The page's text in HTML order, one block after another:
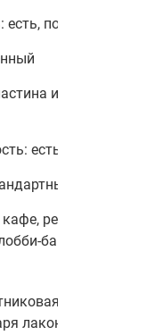
есть, по периметру
из
есть
или
рестораны,
бары,
дверь с
лаконичному